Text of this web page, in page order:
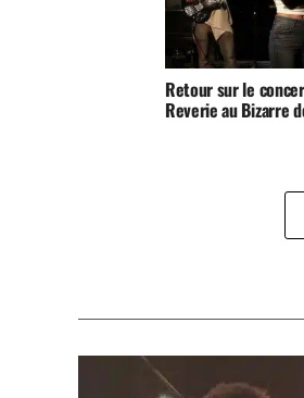
Retour sur le
Reverie au Bizarre